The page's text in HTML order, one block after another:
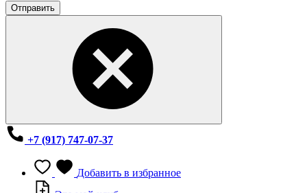
Отправить
+7 (917) 747-07-37
Добавить в избранное